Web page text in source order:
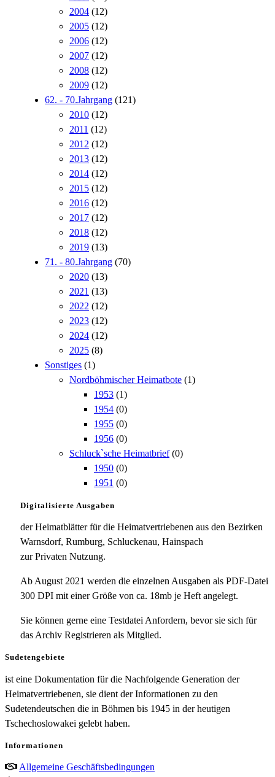
2004 (12)
2005 (12)
2006 (12)
2007 (12)
2008 (12)
2009 (12)
62. - 70.Jahrgang (121)
2010 (12)
2011 (12)
2012 (12)
2013 (12)
2014 (12)
2015 (12)
2016 (12)
2017 (12)
2018 (12)
2019 (13)
71. - 80.Jahrgang (70)
2020 (13)
2021 (13)
2022 (12)
2023 (12)
2024 (12)
2025 (8)
Sonstiges (1)
Nordböhmischer Heimatbote (1)
1953 (1)
1954 (0)
1955 (0)
1956 (0)
Schluck`sche Heimatbrief (0)
1950 (0)
1951 (0)
Digitalisierte Ausgaben
der Heimatblätter für die Heimatvertriebenen aus den Bezirken
Warnsdorf, Rumburg, Schluckenau, Hainspach
zur Privaten Nutzung.
Ab August 2021 werden die einzelnen Ausgaben als PDF-Datei
300 DPI mit einer Größe von ca. 18mb je Heft angelegt.
Sie können gerne eine Testdatei Anfordern, bevor sie sich für
das Archiv Registrieren als Mitglied.
Sudetengebiete
ist eine Dokumentation für die Nachfolgende Generation der
Heimatvertriebenen, sie dient der Informationen zu den
Sudetendeutschen die in Böhmen bis 1945 in der heutigen
Tschechoslowakei gelebt haben.
Informationen
Allgemeine Geschäftsbedingungen